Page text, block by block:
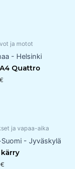
ja motot
- Helsinki
Quattro
€
ja vapaa-aika
- Jyväskylä
€